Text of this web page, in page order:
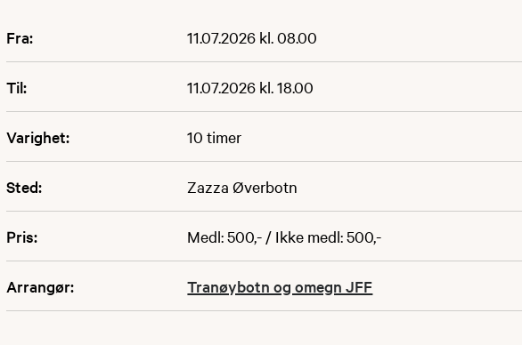
Fra: 11.07.2026 kl. 08.00
Til: 11.07.2026 kl. 18.00
Varighet: 10 timer
Sted: Zazza Øverbotn
Pris: Medl: 500,- / Ikke medl: 500,-
Arrangør: Tranøybotn og omegn JFF